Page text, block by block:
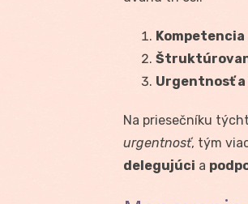
Urgentnosť
Na priesečníku
urgentnosť, tým
delegujúci a